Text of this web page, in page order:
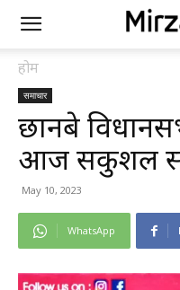
होम
समाचार
छानबे
आज सकुशल
May 10, 2023
WhatsApp